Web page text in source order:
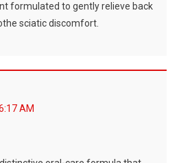
formulated to gently relieve back
sciatic discomfort.
AM